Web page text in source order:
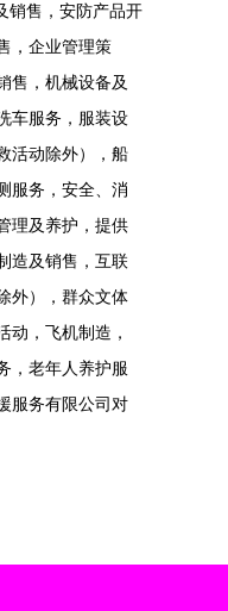
销售，安防产品开
，企业管理策
售，机械设备及
车服务，服装设
活动除外），船
服务，安全、消
理及养护，提供
造及销售，互联
外），群众文体
动，飞机制造，
，老年人养护服
服务有限公司对